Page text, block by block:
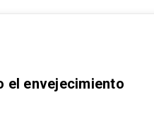
el envejecimiento